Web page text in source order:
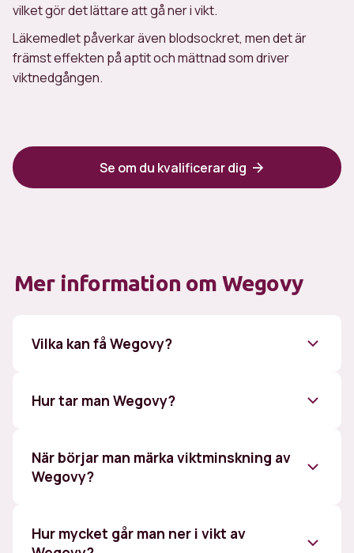
vilket gör det lättare att gå ner i vikt.
Läkemedlet påverkar även blodsockret, men det är
främst effekten på aptit och mättnad som driver
viktnedgången.
Se om du kvalificerar dig
Mer information om Wegovy
Vilka kan få Wegovy?
behöver du uppfylla något av tre följande
följande kriterier:
Du har ett BMI på 27 eller högre och minst en
viktrelaterad sjukdom, såsom tex. högt
sömnapnésyndrom eller åderförkalkning.
Hur tar man Wegovy?
När börjar man märka viktminskning av
Wegovy?
Hur mycket går man ner i vikt av